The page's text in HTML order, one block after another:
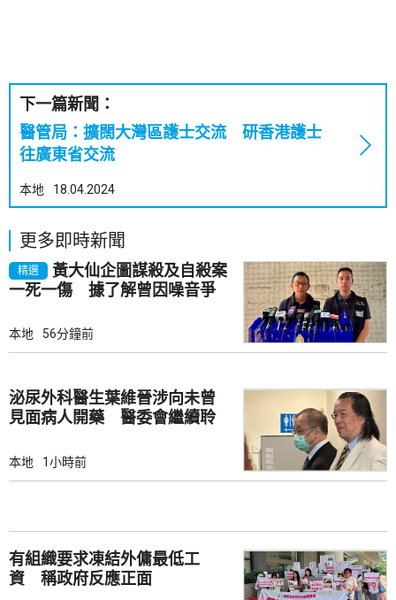
下一篇新聞：
醫管局：擴闊大灣區護士交流 研香港護士
往廣東省交流
本地 18.04.2024
更多即時新聞
精選
黃大仙企圖謀殺及自殺案
一死一傷 據了解曾因噪音爭
本地 56分鐘前
泌尿外科醫生葉維晉涉向未曾
見面病人開藥 醫委會繼續聆
本地 1小時前
有組織要求凍結外傭最低工
資 稱政府反應正面